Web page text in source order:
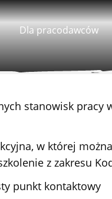
popularni
praca w ID Logistics
praca w Simon Loos
praca w Albert Keijzer
Dla pracodawców
stanowisk pracy
w której
z zakresu
punkt kontaktowy